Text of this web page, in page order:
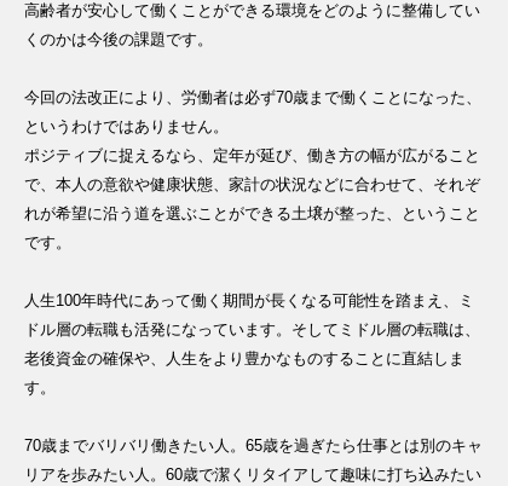
高齢者が安心して働くことができる環境をどのように整備してい
くのかは今後の課題です。
今回の法改正により、労働者は必ず70歳まで働くことになった、
というわけではありません。
ポジティブに捉えるなら、定年が延び、働き方の幅が広がること
で、本人の意欲や健康状態、家計の状況などに合わせて、それぞ
れが希望に沿う道を選ぶことができる土壌が整った、ということ
です。
人生100年時代にあって働く期間が長くなる可能性を踏まえ、ミ
ドル層の転職も活発になっています。そしてミドル層の転職は、
老後資金の確保や、人生をより豊かなものすることに直結しま
す。
70歳までバリバリ働きたい人。65歳を過ぎたら仕事とは別のキャ
リアを歩みたい人。60歳で潔くリタイアして趣味に打ち込みたい